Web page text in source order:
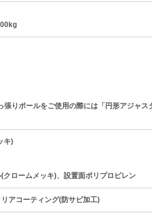
りポールをご使用の際には「円形アジャス
キ)
クロームメッキ)、設置面ポリプロピレン
アコーティング(防サビ加工)